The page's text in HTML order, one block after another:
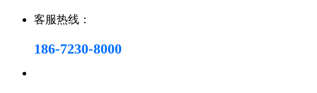
客服热线：
186-7230-8000